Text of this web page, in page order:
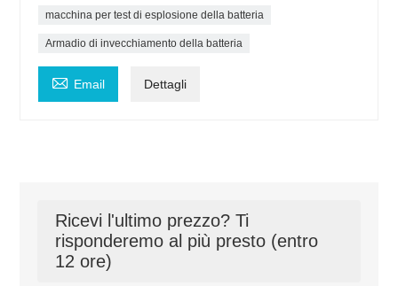
macchina per test di esplosione della batteria
Armadio di invecchiamento della batteria
 Email Dettagli
Ricevi l'ultimo prezzo? Ti
risponderemo al più presto (entro
12 ore)